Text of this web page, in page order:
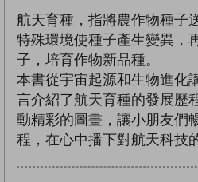
航天育種，指將農作物種子
特殊環境使種子產生變異，
子，培育作物新品種。
本書從宇宙起源和生物進化
言介紹了航天育種的發展歷
動精彩的圖畫，讓小朋友們
程，在心中播下對航天科技